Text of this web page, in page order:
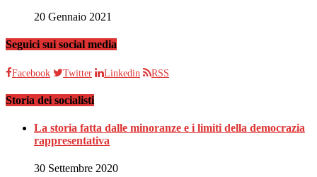
20 Gennaio 2021
Seguici sui social media
Facebook Twitter Linkedin RSS
Storia dei socialisti
La storia fatta dalle minoranze e i limiti della democrazia
rappresentativa
30 Settembre 2020